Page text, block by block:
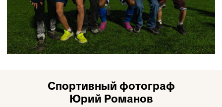
Спортивный фотограф
Юрий Романов